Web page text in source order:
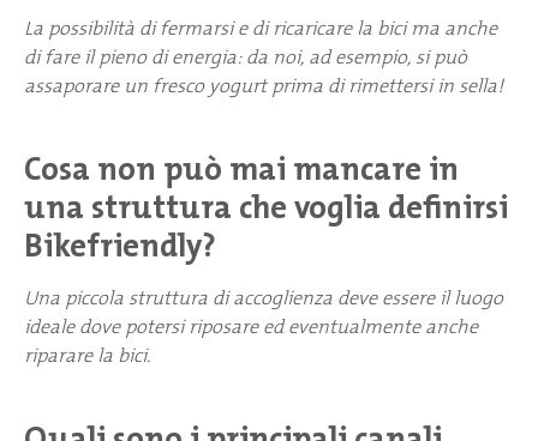
La possibilità di fermarsi e di ricaricare la bici ma anche
di fare il pieno di energia: da noi, ad esempio, si può
assaporare un fresco yogurt prima di rimettersi in sella!
Cosa non può mai mancare in
una struttura che voglia definirsi
Bikefriendly?
Una piccola struttura di accoglienza deve essere il luogo
ideale dove potersi riposare ed eventualmente anche
riparare la bici.